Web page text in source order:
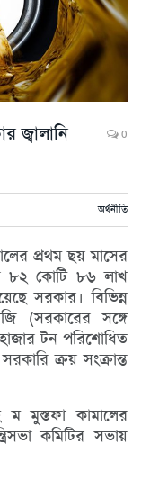
জ্বালানি
0
অর্থনীতি
প্রথম ছয় মাসের
৮২ কোটি ৮৬ লাখ
সরকার। বিভিন্ন
(সরকারের সঙ্গে
টন পরিশোধিত
ক্রয় সংক্রান্ত
ম মুস্তফা কামালের
কমিটির সভায়